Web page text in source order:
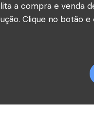
a compra e venda
Clique no botão e